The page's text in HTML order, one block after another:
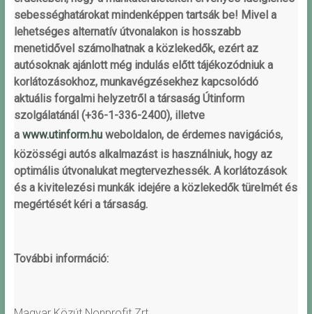
sebességhatárokat mindenképpen tartsák be! Mivel a
lehetséges alternatív útvonalakon is hosszabb
menetidővel számolhatnak a közlekedők, ezért az
autósoknak ajánlott még indulás előtt tájékozódniuk a
korlátozásokhoz, munkavégzésekhez kapcsolódó
aktuális forgalmi helyzetről a társaság Útinform
szolgálatánál (+36-1-336-2400), illetve
a www.utinform.huweboldalon, de érdemes navigációs,
közösségi autós alkalmazást is használniuk, hogy az
optimális útvonalukat megtervezhessék. A korlátozások
és a kivitelezési munkák idejére a közlekedők türelmét és
megértését kéri a társaság.
További információ: